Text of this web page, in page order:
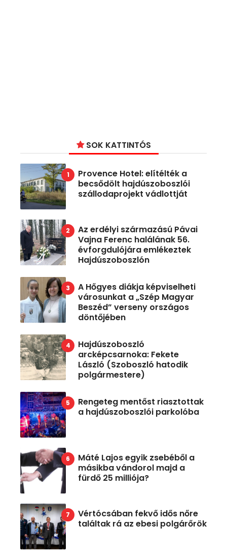
SOK KATTINTÓS
Provence Hotel: elítélték a
becsődölt hajdúszoboszlói
szállodaprojekt vádlottját
Az erdélyi származású Pávai
Vajna Ferenc halálának 56.
évforgdulójára emlékeztek
Hajdúszoboszlón
A Hőgyes diákja képviselheti
városunkat a „Szép Magyar
Beszéd” verseny országos
döntőjében
Hajdúszoboszló
arcképcsarnoka: Fekete
László (Szoboszló hatodik
polgármestere)
Rengeteg mentőst riasztottak
a hajdúszoboszlói parkolóba
Máté Lajos egyik zsebéből a
másikba vándorol majd a
fürdő 25 milliója?
Vértócsában fekvő idős nőre
találtak rá az ebesi polgárőrök